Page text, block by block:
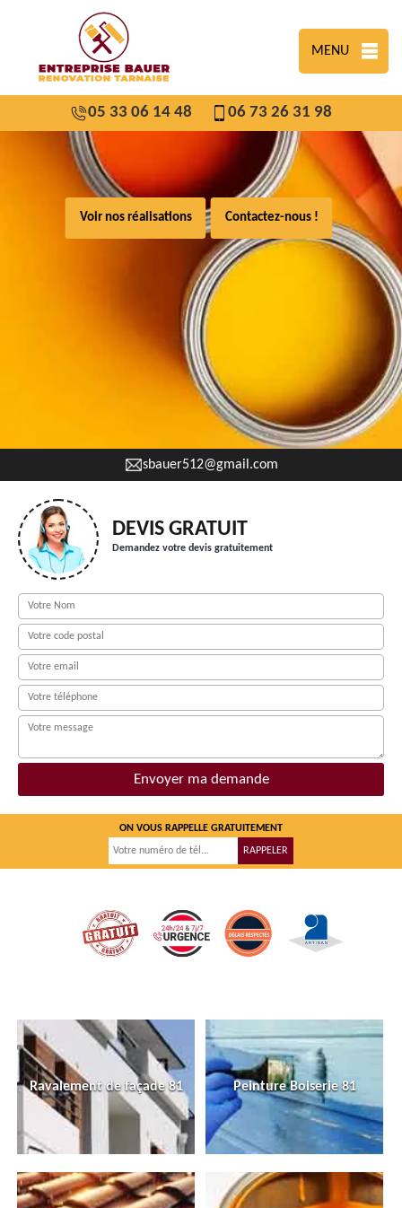
MENU
05 33 06 14 48 06 73 26 31 98
Voir nos réalisations Contactez-nous !
sbauer512@gmail.com
DEVIS GRATUIT
Demandez votre devis gratuitement
ON VOUS RAPPELLE GRATUITEMENT
Ravalement de façade 81 Peinture Boiserie 81